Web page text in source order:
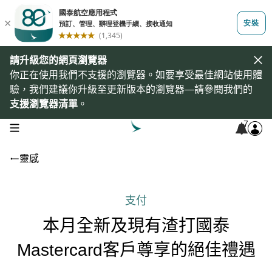
請升級您的網頁瀏覽器
你正在使用我們不支援的瀏覽器。如要享受最佳網站使用體
驗，我們建議你升級至更新版本的瀏覽器—請參閱我們的
支援瀏覽器清單 。
open navigation menu 7
靈感
支付
本月全新及現有渣打國泰
Mastercard客戶尊享的絕佳禮遇